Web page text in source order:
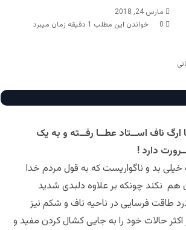
مارس 24, 2018
0
خواندن این مطلب 1 دقیقه زمان میبرد
ارگ ناف اســتاد عطــا رفــته و به یک
دارد !
بد و ناگواریست که به قول مردم خدا
نکند چونکه بر علاوه دلبدی شدید
طاقت فرسایی در ناحیه ناف و شکم نیز
حالات خود را به جایی کشال کردن مفید و